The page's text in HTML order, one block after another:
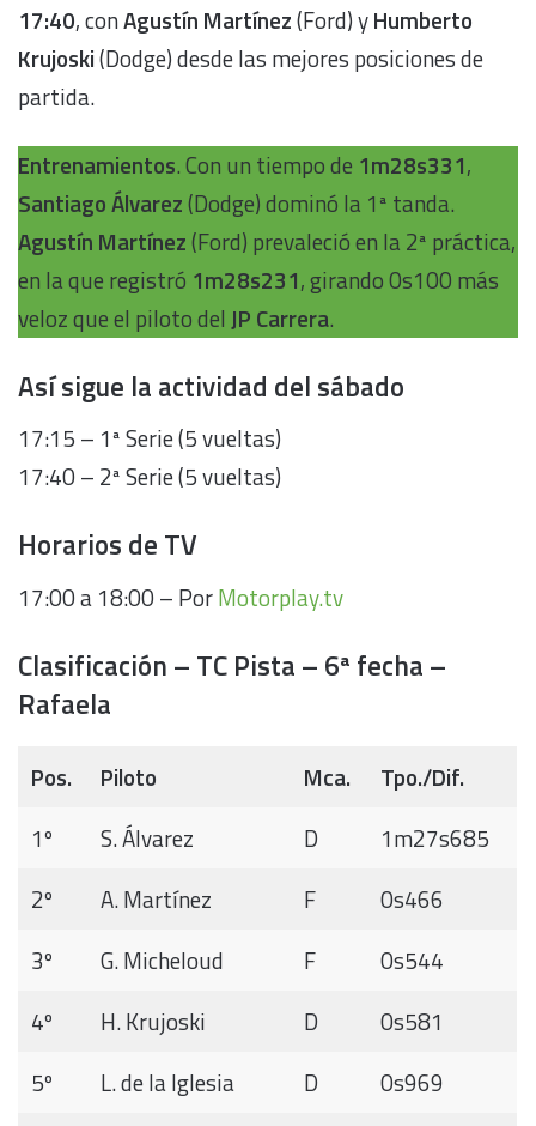
17:40, conAgustín Martínez(Ford) yHumberto
Krujoski(Dodge) desde las mejores posiciones de
partida.
Entrenamientos. Con un tiempo de 1m28s331,
Santiago Álvarez(Dodge) dominó la 1ª tanda.
Agustín Martínez(Ford) prevaleció en la 2ª práctica,
en la que registró 1m28s231, girando 0s100 más
veloz que el piloto del JP Carrera.
Así sigue la actividad del sábado
17:15 – 1ª Serie (5 vueltas)
17:40 – 2ª Serie (5 vueltas)
Horarios de TV
17:00 a 18:00 – PorMotorplay.tv
Clasificación – TC Pista – 6ª fecha –
Rafaela
Pos. Piloto Mca.
Tpo./Dif.
1º
S. Álvarez D
1m27s685
2º
A. Martínez F
0s466
3º
G. Micheloud F
0s544
4º
H. Krujoski D
0s581
5º
L. de la Iglesia D
0s969